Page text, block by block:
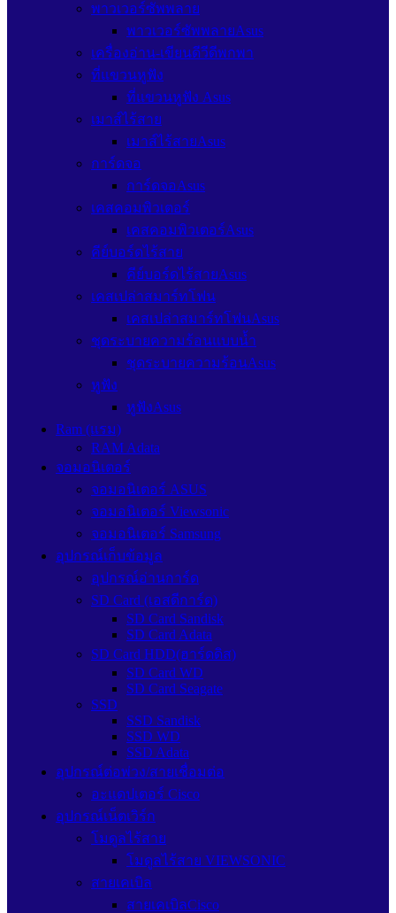
พาวเวอร์ซัพพลาย
พาวเวอร์ซัพพลายAsus
เครื่องอ่าน-เขียนดีวีดีพกพา
ที่แขวนหูฟัง
ที่แขวนหูฟัง Asus
เมาส์ไร้สาย
เมาส์ไร้สายAsus
การ์ดจอ
การ์ดจอAsus
เคสคอมพิวเตอร์
เคสคอมพิวเตอร์Asus
คีย์บอร์ดไร้สาย
คีย์บอร์ดไร้สายAsus
เคสเปล่าสมาร์ทโฟน
เคสเปล่าสมาร์ทโฟนAsus
ชุดระบายความร้อนแบบน้ำ
ชุดระบายความร้อนAsus
หูฟัง
หูฟังAsus
Ram (แรม)
RAM Adata
จอมอนิเตอร์
จอมอนิเตอร์ ASUS
จอมอนิเตอร์ Viewsonic
จอมอนิเตอร์ Samsung
อุปกรณ์เก็บข้อมูล
อุปกรณ์อ่านการ์ด
SD Card (เอสดีการ์ด)
SD Card Sandisk
SD Card Adata
SD Card HDD(ฮาร์ดดิส)
SD Card WD
SD Card Seagate
SSD
SSD Sandisk
SSD WD
SSD Adata
อุปกรณ์ต่อพ่วง/สายเชื่อมต่อ
อะแดปเตอร์ Cisco
อุปกรณ์เน็ตเวิร์ก
โมดูลไร้สาย
โมดูลไร้สาย VIEWSONIC
สายเคเบิล
สายเคเบิลCisco